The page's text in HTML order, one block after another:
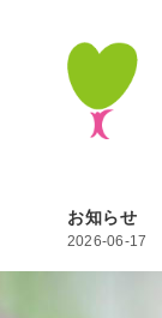
お知らせ
2026-06-17